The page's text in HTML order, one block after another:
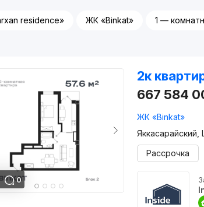
residence» ЖК «Binkat» 1 —
0
2к
667 584
ЖК «Binkat»
Рассрочка